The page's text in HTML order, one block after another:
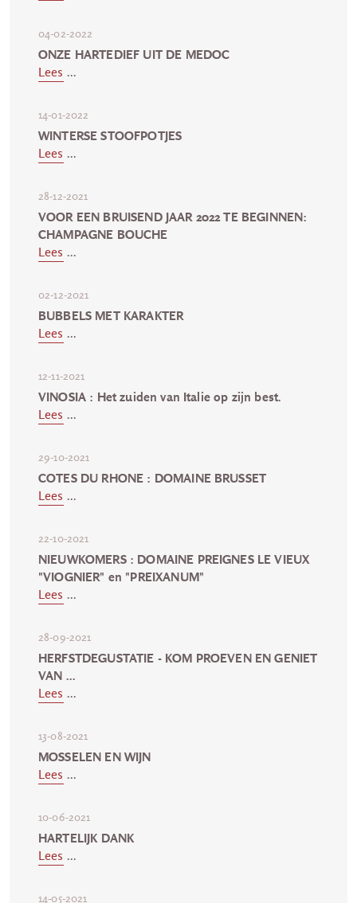
04-02-2022
ONZE HARTEDIEF UIT DE MEDOC
Lees ...
14-01-2022
WINTERSE STOOFPOTJES
Lees ...
28-12-2021
VOOR EEN BRUISEND JAAR 2022 TE BEGINNEN:
CHAMPAGNE BOUCHE
Lees ...
02-12-2021
BUBBELS MET KARAKTER
Lees ...
12-11-2021
VINOSIA : Het zuiden van Italie op zijn best.
Lees ...
29-10-2021
COTES DU RHONE : DOMAINE BRUSSET
Lees ...
22-10-2021
NIEUWKOMERS : DOMAINE PREIGNES LE VIEUX
"VIOGNIER" en "PREIXANUM"
Lees ...
28-09-2021
HERFSTDEGUSTATIE - KOM PROEVEN EN GENIET
VAN ...
Lees ...
13-08-2021
MOSSELEN EN WIJN
Lees ...
10-06-2021
HARTELIJK DANK
Lees ...
14-05-2021